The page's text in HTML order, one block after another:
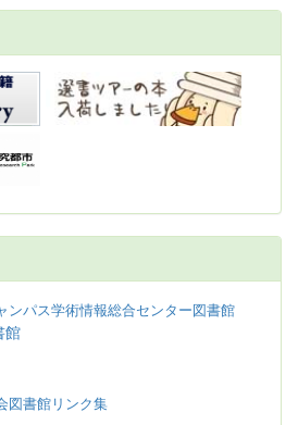
ンパス学術情報総合センター図書館
館
図書館リンク集